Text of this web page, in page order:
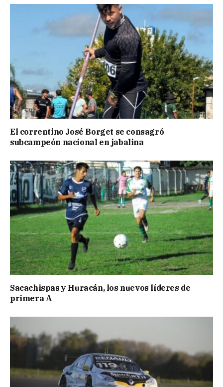
El correntino José Borget se consagró
subcampeón nacional en jabalina
Sacachispas y Huracán, los nuevos líderes de
primera A